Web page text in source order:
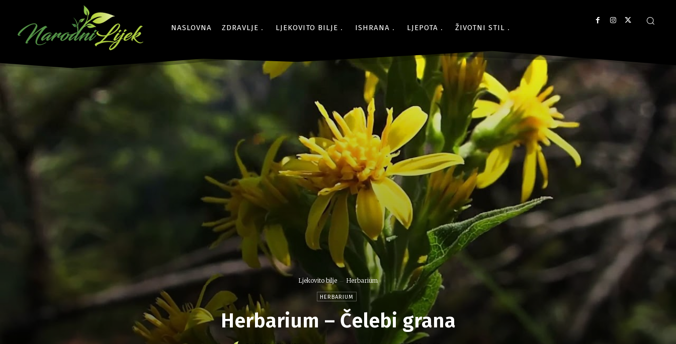
NASLOVNA ZDRAVLJE LJEKOVITO BILJE ISHRANA LJEPOTA ŽIVOTNI STIL
Ljekovito bilje Herbarium
HERBARIUM
Herbarium – Čelebi grana